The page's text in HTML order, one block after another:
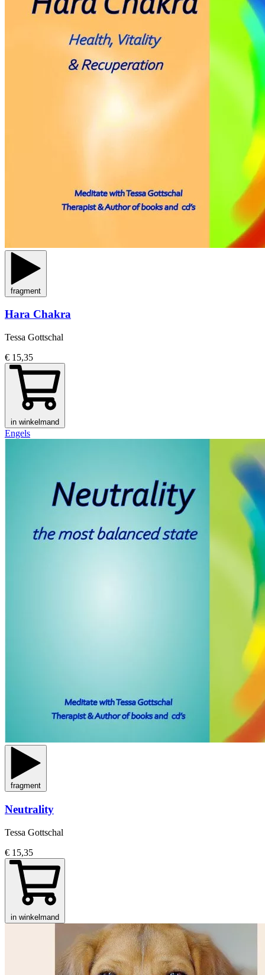
fragment
Hara Chakra
Tessa Gottschal
€ 15,35
in winkelmand
Engels
fragment
Neutrality
Tessa Gottschal
€ 15,35
in winkelmand